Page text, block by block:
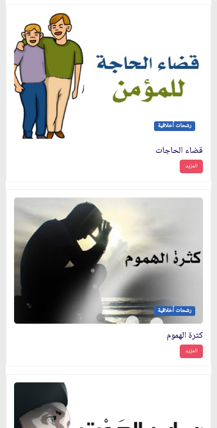
رشحات أخلاقية
قضاء الحاجات
المزيد
رشحات أخلاقية
كثرة الهموم
المزيد